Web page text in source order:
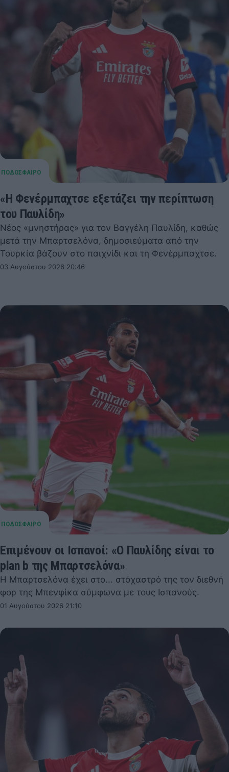
«Η Φενέρμπαχτσε εξετάζει την περίπτωση
του Παυλίδη»
Νέος «μνηστήρας» για τον Βαγγέλη Παυλίδη, καθώς
μετά την Μπαρτσελόνα, δημοσιεύματα από την
Τουρκία βάζουν στο παιχνίδι και τη Φενέρμπαχτσε.
03 Αυγούστου 2026 20:46
Επιμένουν οι Ισπανοί: «Ο Παυλίδης είναι το
plan b της Μπαρτσελόνα»
Η Μπαρτσελόνα έχει στο... στόχαστρό της τον διεθνή
φορ της Μπενφίκα σύμφωνα με τους Ισπανούς.
01 Αυγούστου 2026 21:10